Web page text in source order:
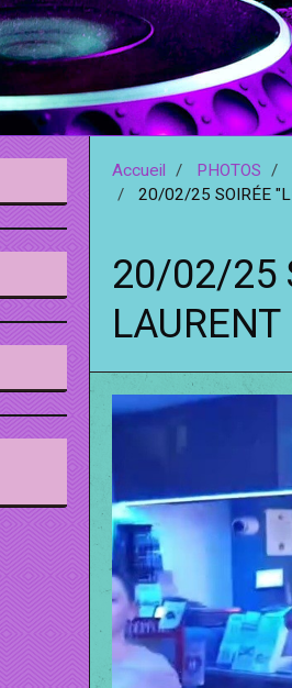
Accueil PHOTOS
20/02/25 SOIRÉE
20/02/25
LAURENT